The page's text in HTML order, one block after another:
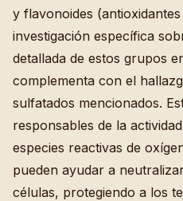
y flavonoides
investigación específica
detallada de estos grupos
complementa con el
sulfatados mencionados.
responsables de la
especies reactivas de
pueden ayudar a
células, protegiendo a los